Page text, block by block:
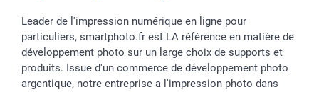
Leader de l'impression numérique en ligne pour
particuliers, smartphoto.fr est LA référence en matière de
développement photo sur un large choix de supports et
produits. Issue d'un commerce de développement photo
argentique, notre entreprise a l'impression photo dans